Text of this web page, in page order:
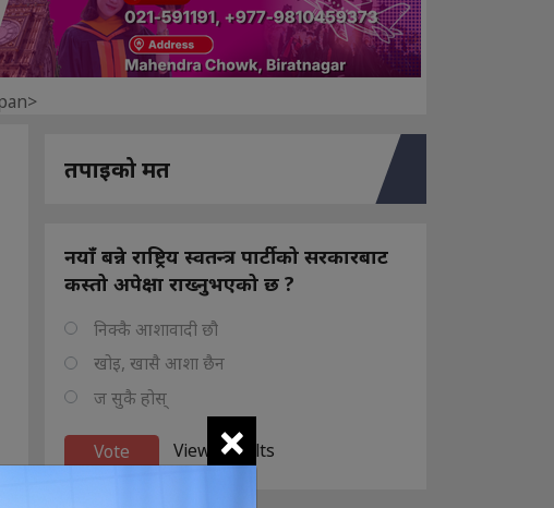
तपाइको मत
नयाँ बन्ने राष्ट्रिय स्वतन्त्र पार्टीको सरकारबाट
कस्तो अपेक्षा राख्नुभएको छ ?
निक्कै आशावादी छौ
खोइ, खासै आशा छैन
ज सुकै होस्
View Results
×